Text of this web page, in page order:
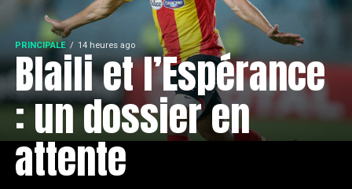
PRINCIPALE 14 heures ago
Blaili et l’Espérance
: un dossier en
attente